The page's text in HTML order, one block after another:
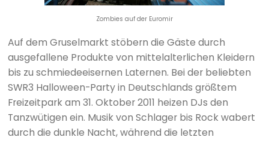
Zombies auf der Euromir
Auf dem Gruselmarkt stöbern die Gäste durch
ausgefallene Produkte von mittelalterlichen Kleidern
bis zu schmiedeeisernen Laternen. Bei der beliebten
SWR3 Halloween-Party in Deutschlands größtem
Freizeitpark am 31. Oktober 2011 heizen DJs den
Tanzwütigen ein. Musik von Schlager bis Rock wabert
durch die dunkle Nacht, während die letzten